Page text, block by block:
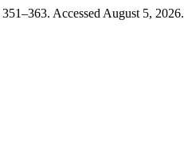
Accessed August 5, 2026.